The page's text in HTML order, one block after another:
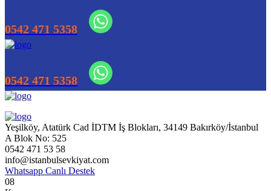
Yeşilköy, Atatürk Cad İDTM İş Blokları, 34149 Bakırköy/İstanbul
A Blok No: 525
0542 471 53 58
info@istanbulsevkiyat.com
Whatsapp Canlı Destek
08